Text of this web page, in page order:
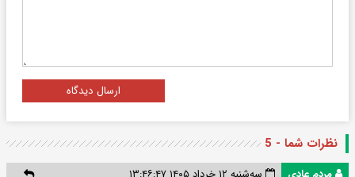
ارسال دیدگاه
نظرات شما - 5